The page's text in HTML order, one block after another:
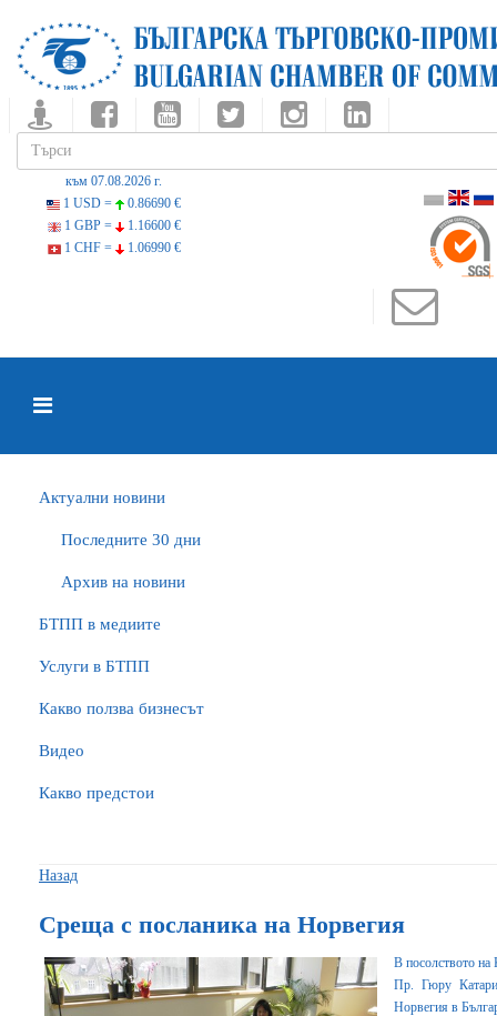
към 07.08.2026 г.
1 USD =
0.86690 €
1 GBP =
1.16600 €
1 CHF =
1.06990 €
Актуални новини
Последните 30 дни
Архив на новини
БTПП в медиите
Услуги в БТПП
Какво ползва бизнесът
Видео
Какво предстои
Назад
Среща с посланика на Норвегия
В посолството
Пр. Гюру
Норвегия в